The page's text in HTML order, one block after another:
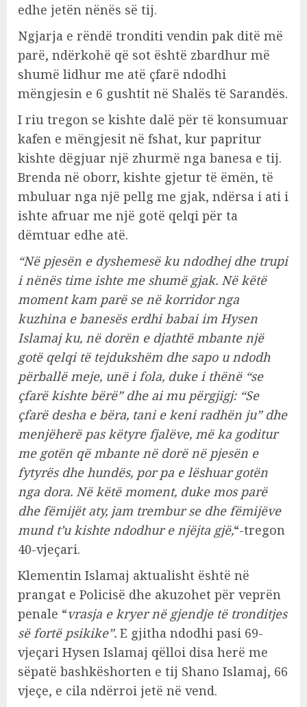
edhe jetën nënës së tij.
Ngjarja e rëndë tronditi vendin pak ditë më
parë, ndërkohë që sot është zbardhur më
shumë lidhur me atë çfarë ndodhi
mëngjesin e 6 gushtit në Shalës të Sarandës.
I riu tregon se kishte dalë për të konsumuar
kafen e mëngjesit në fshat, kur papritur
kishte dëgjuar një zhurmë nga banesa e tij.
Brenda në oborr, kishte gjetur të ëmën, të
mbuluar nga një pellg me gjak, ndërsa i ati i
ishte afruar me një gotë qelqi për ta
dëmtuar edhe atë.
“Në pjesën e dyshemesë ku ndodhej dhe trupi
i nënës time ishte me shumë gjak. Në këtë
moment kam parë se në korridor nga
kuzhina e banesës erdhi babai im Hysen
Islamaj ku, në dorën e djathtë mbante një
gotë qelqi të tejdukshëm dhe sapo u ndodh
përballë meje, unë i fola, duke i thënë “se
çfarë kishte bërë” dhe ai mu përgjigj: “Se
çfarë desha e bëra, tani e keni radhën ju” dhe
menjëherë pas këtyre fjalëve, më ka goditur
me gotën që mbante në dorë në pjesën e
fytyrës dhe hundës, por pa e lëshuar gotën
nga dora. Në këtë moment, duke mos parë
dhe fëmijët aty, jam trembur se dhe fëmijëve
mund t’u kishte ndodhur e njëjta gjë,“-tregon
40-vjeçari.
Klementin Islamaj aktualisht është në
prangat e Policisë dhe akuzohet për veprën
penale “vrasja e kryer në gjendje të tronditjes
së fortë psikike”. E gjitha ndodhi pasi 69-
vjeçari Hysen Islamaj qëlloi disa herë me
sëpatë bashkëshorten e tij Shano Islamaj, 66
vjeçe, e cila ndërroi jetë në vend.